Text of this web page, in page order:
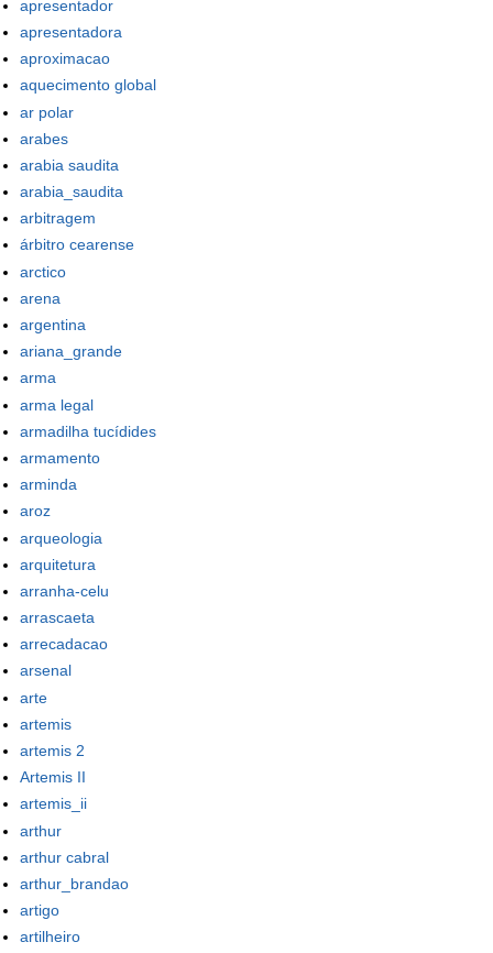
apresentador
apresentadora
aproximacao
aquecimento global
ar polar
arabes
arabia saudita
arabia_saudita
arbitragem
árbitro cearense
arctico
arena
argentina
ariana_grande
arma
arma legal
armadilha tucídides
armamento
arminda
aroz
arqueologia
arquitetura
arranha-celu
arrascaeta
arrecadacao
arsenal
arte
artemis
artemis 2
Artemis II
artemis_ii
arthur
arthur cabral
arthur_brandao
artigo
artilheiro